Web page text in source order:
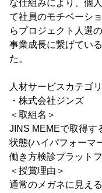
な仕組みにより、個
て社員のモチベーシ
らプロジェクト人選
事業成長に繋げてい
た。
人材サービスカテゴ
・株式会社ジンズ
＜取組名＞
JINS MEMEで取得す
状態(ハイパフォーマ
働き方検診プラット
＜授賞理由＞
通常のメガネに見え